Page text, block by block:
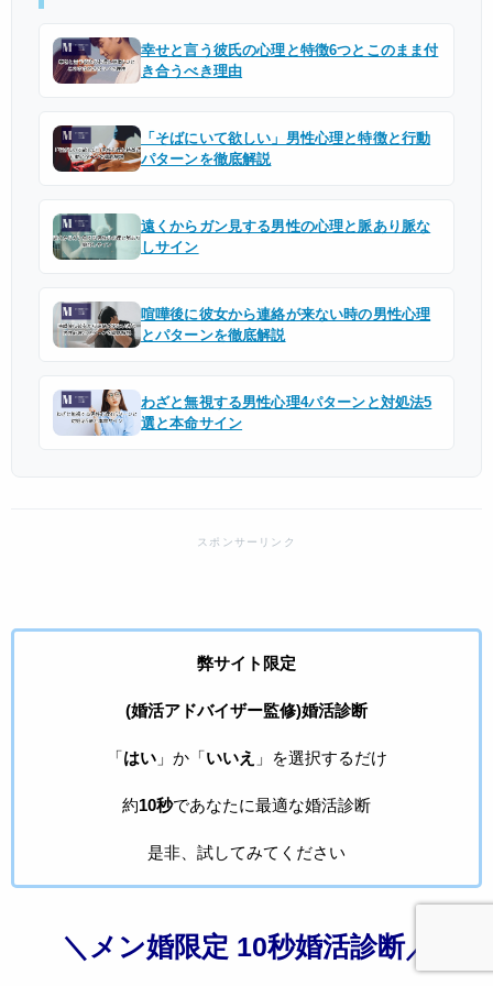
幸せと言う彼氏の心理と特徴6つとこのまま付
き合うべき理由
「そばにいて欲しい」男性心理と特徴と行動
パターンを徹底解説
遠くからガン見する男性の心理と脈あり脈な
しサイン
喧嘩後に彼女から連絡が来ない時の男性心理
とパターンを徹底解説
わざと無視する男性心理4パターンと対処法5
選と本命サイン
弊サイト限定
(婚活アドバイザー監修)婚活診断
「はい」か「いいえ 」を選択するだけ
約10秒であなたに最適な婚活診断
是非、試してみてください
＼メン婚限定 10秒婚活診断／